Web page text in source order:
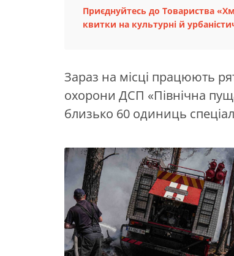
Приєднуйтесь до Товариства
квитки на культурні й
Зараз на місці працюють
охорони ДСП «Північна
близько 60 одиниць